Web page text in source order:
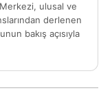
ulusal ve
derlenen
bakış açısıyla